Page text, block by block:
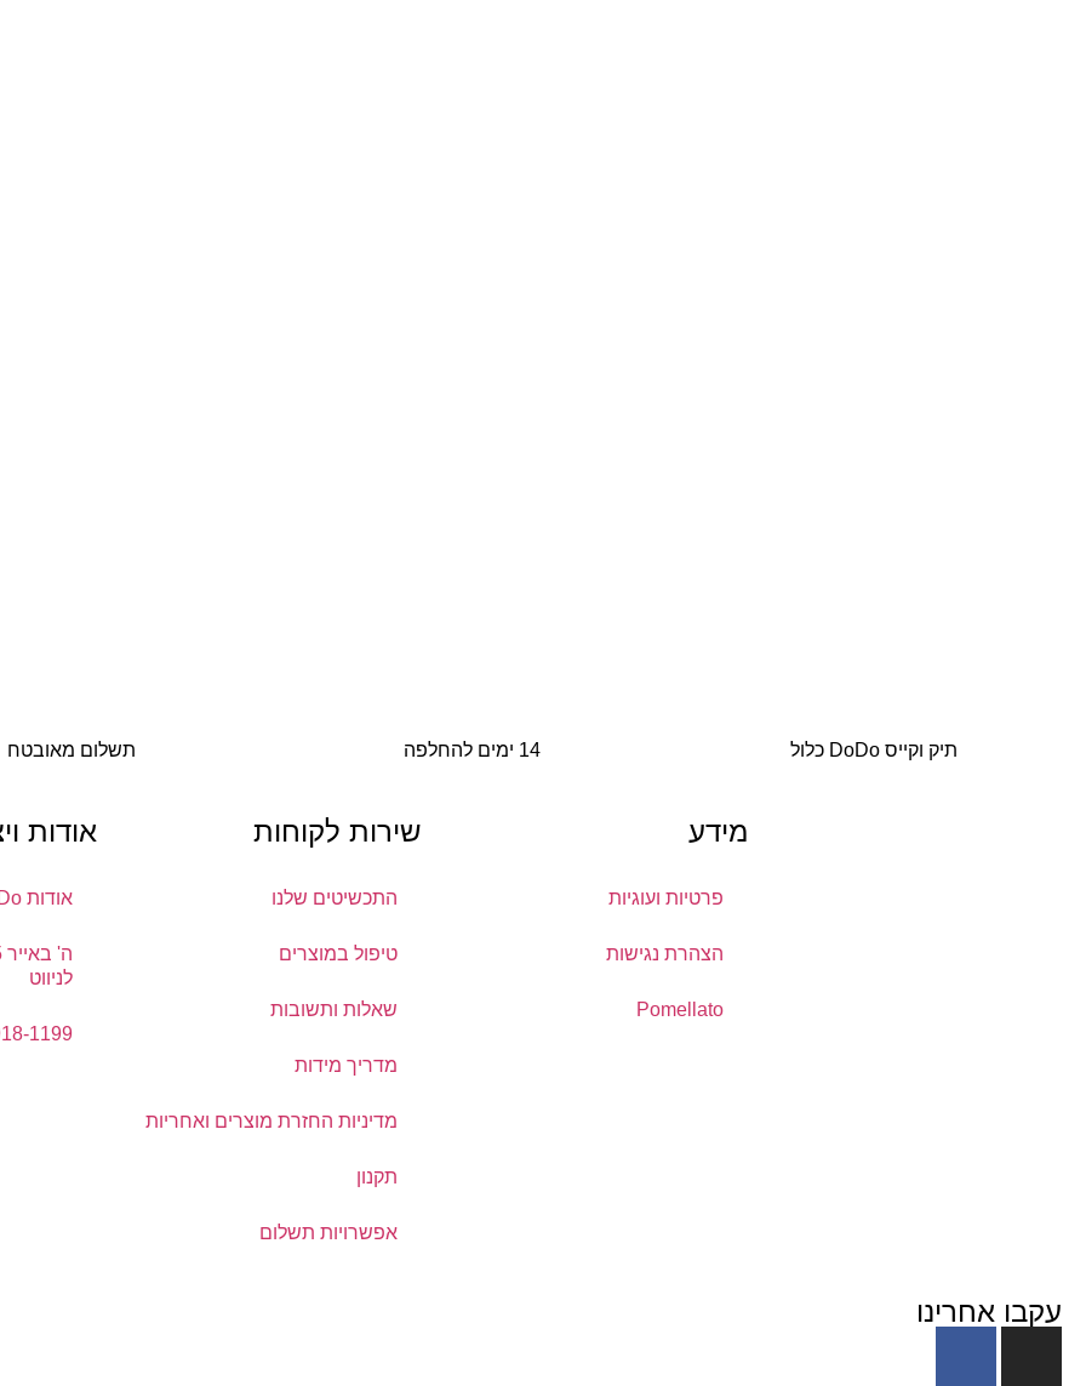
תיק וקייס DoDo כלול 14 ימים להחלפה תשלום מאובטח
מידע
פרטיות ועוגיות
הצהרת נגישות
Pomellato
שירות לקוחות
התכשיטים שלנו
טיפול במוצרים
שאלות ותשובות
מדריך מידות
מדיניות החזרת מוצרים ואחריות
תקנון
אפשרויות תשלום
אודות
אודות DoDo
לניווט
1199
עקבו אחרינו